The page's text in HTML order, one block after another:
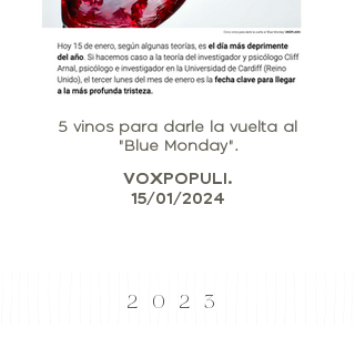
5 vinos para darle la vuelta al
"Blue Monday".
VOXPOPULI.
15/01/2024
2023